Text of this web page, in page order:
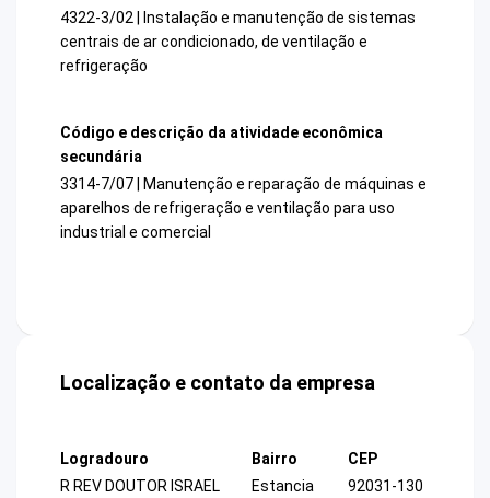
4322-3/02 | Instalação e manutenção de sistemas
centrais de ar condicionado, de ventilação e
refrigeração
Código e descrição da atividade econômica
secundária
3314-7/07 | Manutenção e reparação de máquinas e
aparelhos de refrigeração e ventilação para uso
industrial e comercial
Localização e contato da empresa
Logradouro
R REV DOUTOR ISRAEL
Bairro
Estancia
CEP
92031-130